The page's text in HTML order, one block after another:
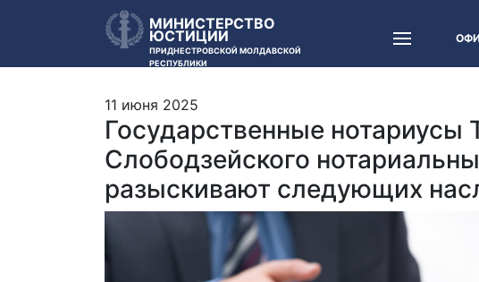
МИНИСТЕРСТВО
ЮСТИЦИИ
ПРИДНЕСТРОВСКОЙ МОЛДАВСКОЙ
РЕСПУБЛИКИ
11 июня 2025
Государственные нотариусы
Слободзейского
разыскивают следующих